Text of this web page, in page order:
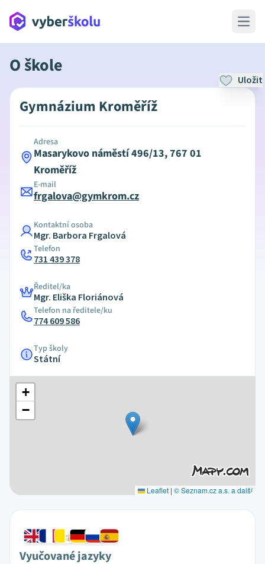
Open
O škole
Uložit
Gymnázium Kroměříž
Adresa
Masarykovo náměstí 496/13, 767 01
Kroměříž
E-mail
frgalova@gymkrom.cz
Kontaktní osoba
Mgr. Barbora Frgalová
Telefon
731 439 378
Ředitel/ka
Mgr. Eliška Floriánová
Telefon na ředitele/ku
774 609 586
Typ školy
Státní
+
−
Leaflet | © Seznam.cz a.s. a další
Vyučované jazyky